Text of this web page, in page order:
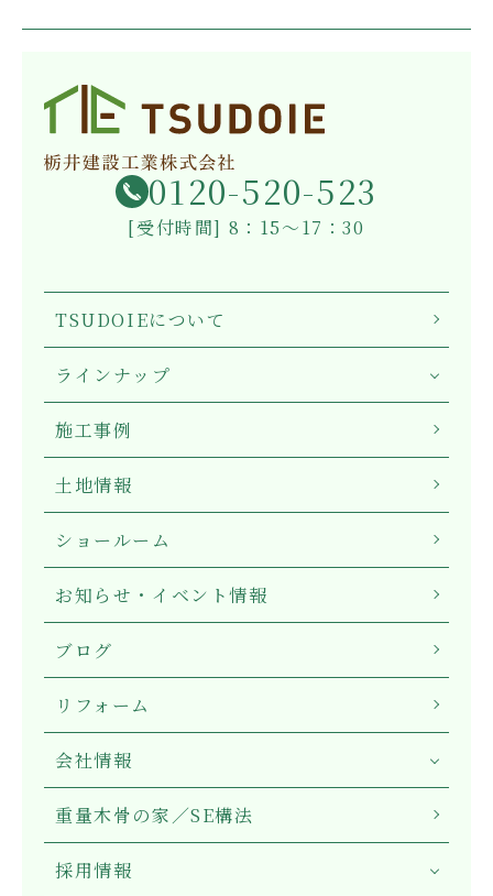
0120-520-523
[受付時間] 8：15～17：30
TSUDOIEについて
ラインナップ
施工事例
土地情報
ショールーム
お知らせ・イベント情報
ブログ
リフォーム
会社情報
重量木骨の家／SE構法
採用情報